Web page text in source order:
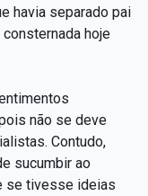
havia separado pai
hoje
não se deve
Contudo,
sucumbir ao
se tivesse ideias